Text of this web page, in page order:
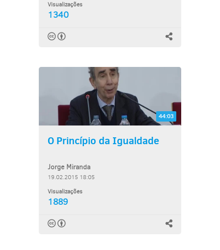
Visualizações
1340
44:03
O Princípio da Igualdade
Jorge Miranda
19.02.2015 18:05
Visualizações
1889